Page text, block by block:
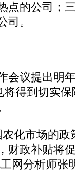
点的公司；
司。
议提出明
将得到切实
化市场的政
财政补贴将
网分析师张